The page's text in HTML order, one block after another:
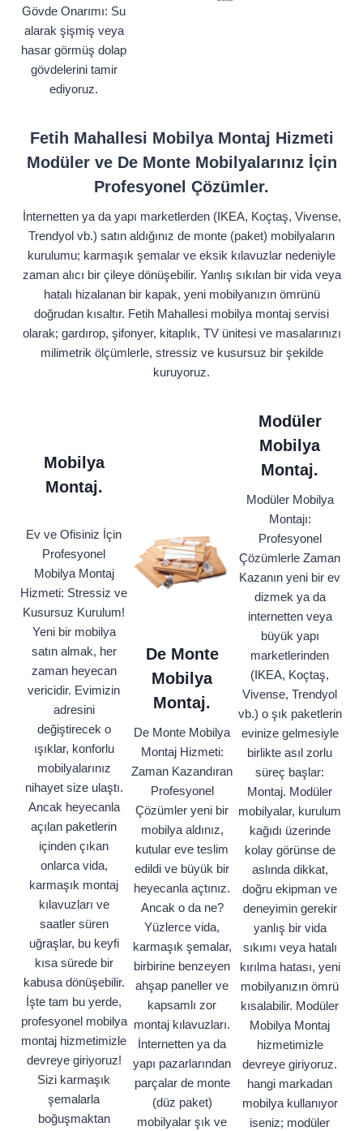
Gövde Onarımı: Su
alarak şişmiş veya
hasar görmüş dolap
gövdelerini tamir
ediyoruz.
Fetih Mahallesi Mobilya Montaj Hizmeti
Modüler ve De Monte Mobilyalarınız İçin
Profesyonel Çözümler.
İnternetten ya da yapı marketlerden (IKEA, Koçtaş, Vivense,
Trendyol vb.) satın aldığınız de monte (paket) mobilyaların
kurulumu; karmaşık şemalar ve eksik kılavuzlar nedeniyle
zaman alıcı bir çileye dönüşebilir. Yanlış sıkılan bir vida veya
hatalı hizalanan bir kapak, yeni mobilyanızın ömrünü
doğrudan kısaltır. Fetih Mahallesi mobilya montaj servisi
olarak; gardırop, şifonyer, kitaplık, TV ünitesi ve masalarınızı
milimetrik ölçümlerle, stressiz ve kusursuz bir şekilde
kuruyoruz.
Mobilya
Montaj.
Ev ve Ofisiniz İçin
Profesyonel
Mobilya Montaj
Hizmeti: Stressiz ve
Kusursuz Kurulum!
Yeni bir mobilya
satın almak, her
zaman heyecan
vericidir. Evimizin
adresini
değiştirecek o
ışıklar, konforlu
mobilyalarınız
nihayet size ulaştı.
Ancak heyecanla
açılan paketlerin
içinden çıkan
onlarca vida,
karmaşık montaj
kılavuzları ve
saatler süren
uğraşlar, bu keyfi
kısa sürede bir
kabusa dönüşebilir.
İşte tam bu yerde,
profesyonel mobilya
montaj hizmetimizle
devreye giriyoruz!
Sizi karmaşık
şemalarla
boğuşmaktan
De Monte
Mobilya
Montaj.
De Monte Mobilya
Montaj Hizmeti:
Zaman Kazandıran
Profesyonel
Çözümler yeni bir
mobilya aldınız,
kutular eve teslim
edildi ve büyük bir
heyecanla açtınız.
Ancak o da ne?
Yüzlerce vida,
karmaşık şemalar,
birbirine benzeyen
ahşap paneller ve
kapsamlı zor
montaj kılavuzları.
İnternetten ya da
yapı pazarlarından
parçalar de monte
(düz paket)
mobilyalar şık ve
Modüler
Mobilya
Montaj.
Modüler Mobilya
Montajı:
Profesyonel
Çözümlerle Zaman
Kazanın yeni bir ev
dizmek ya da
internetten veya
büyük yapı
marketlerinden
(IKEA, Koçtaş,
Vivense, Trendyol
vb.) o şık paketlerin
evinize gelmesiyle
birlikte asıl zorlu
süreç başlar:
Montaj. Modüler
mobilyalar, kurulum
kağıdı üzerinde
kolay görünse de
aslında dikkat,
doğru ekipman ve
deneyimin gerekir
yanlış bir vida
sıkımı veya hatalı
kırılma hatası, yeni
mobilyanızın ömrü
kısalabilir. Modüler
Mobilya Montaj
hizmetimizle
devreye giriyoruz.
hangi markadan
mobilya kullanıyor
iseniz; modüler